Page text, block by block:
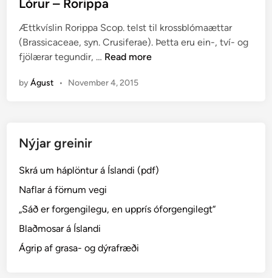
e
d
i
Lórur – Rorippa
Ættkvíslin Rorippa Scop. telst til krossblómaættar
(Brassicaceae, syn. Crusiferae). Þetta eru ein-, tví- og
fjölærar tegundir, … L
r
r
i
p
Read more
byÁgust • November 4, 2015
Nýjar greinir
Skrá um háplöntur á Íslandi (pdf)
Naflar á förnum vegi
„Sáð er forgengilegu, en upprís óforgengilegt“
Blaðmosar á Íslandi
Ágrip af grasa- og dýrafræði